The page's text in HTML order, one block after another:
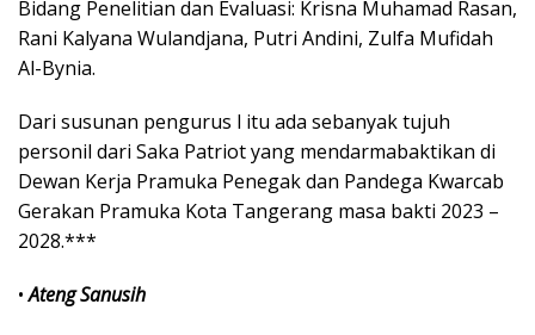
Bidang Penelitian dan Evaluasi: Krisna Muhamad Rasan,
Rani Kalyana Wulandjana, Putri Andini, Zulfa Mufidah
Al-Bynia.
Dari susunan pengurus l itu ada sebanyak tujuh
personil dari Saka Patriot yang mendarmabaktikan di
Dewan Kerja Pramuka Penegak dan Pandega Kwarcab
Gerakan Pramuka Kota Tangerang masa bakti 2023 –
2028.***
•Ateng Sanusih